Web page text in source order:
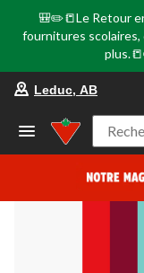
🎒✏️📒Le Retour
fournitures scolaires,
Leduc, AB